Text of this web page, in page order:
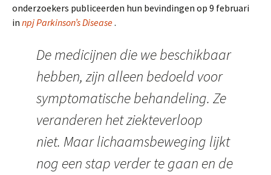
onderzoekers publiceerden hun bevindingen op 9 februari
in npj Parkinson’s Disease.
De medicijnen die we beschikbaar
hebben, zijn alleen bedoeld voor
symptomatische behandeling. Ze
veranderen het ziekteverloop
niet. Maar lichaamsbeweging lijkt
nog een stap verder te gaan en de